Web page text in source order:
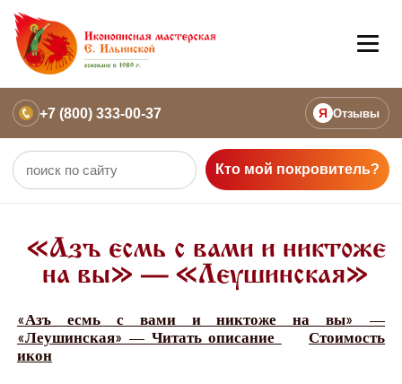
+7 (800) 333-00-37 Я Отзывы
Кто мой покровитель?
«Азъ есмь с вами и никтоже
на вы» — «Леушинская»
«Азъ есмь с вами и никтоже на вы» —
«Леушинская» — Читать описание
Стоимость
икон